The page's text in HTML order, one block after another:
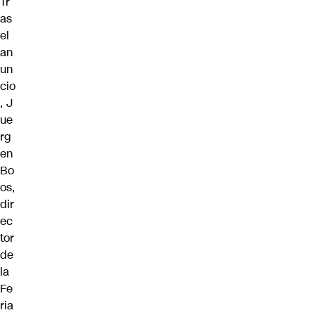
as
el
an
un
cio
, J
ue
rg
en
Bo
os,
dir
ec
tor
de
la
Fe
ria